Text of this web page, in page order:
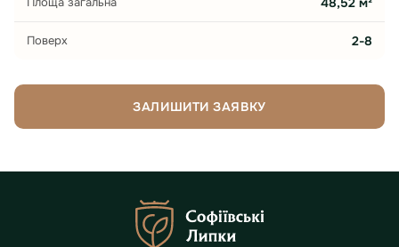
Поверх 2-8
ЗАЛИШИТИ ЗАЯВКУ